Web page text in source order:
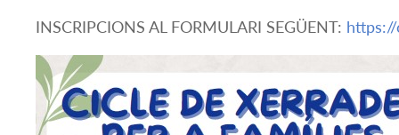
INSCRIPCIONS AL FORMULARI SEGÜENT: